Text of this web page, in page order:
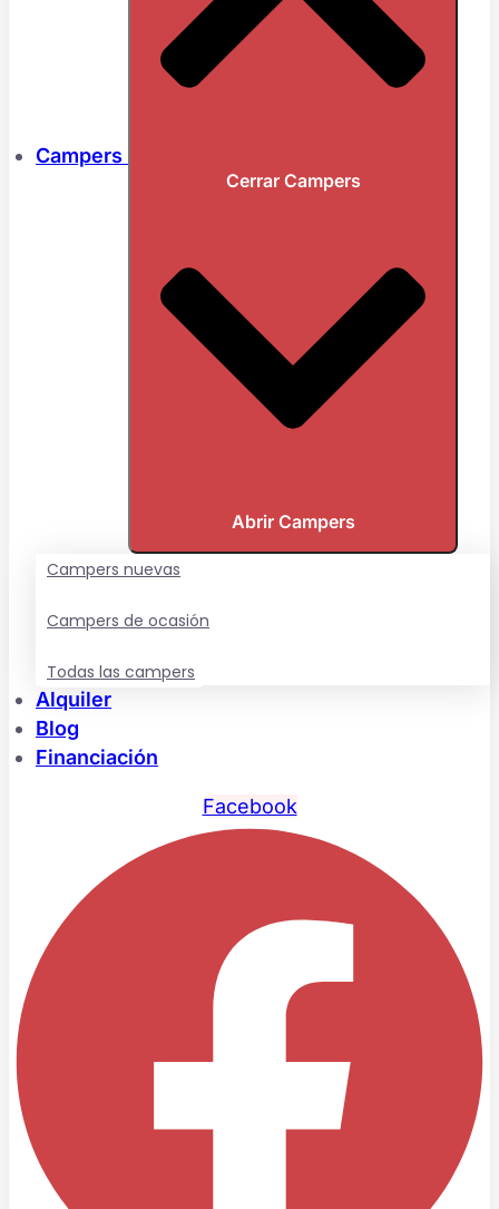
Campers
Cerrar Campers
Abrir Campers
Campers nuevas
Campers de ocasión
Todas las campers
Alquiler
Blog
Financiación
Facebook